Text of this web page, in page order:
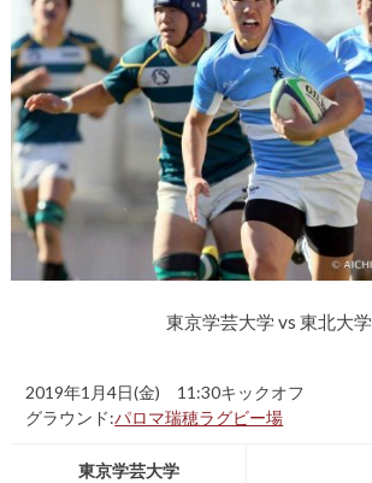
東京学芸大学 vs 東北大学
2019年1月4日(金) 11:30キックオフ
グラウンド:パロマ瑞穂ラグビー場
東京学芸大学